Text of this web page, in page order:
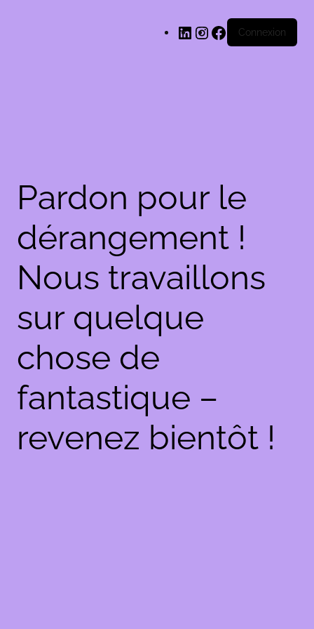
LinkedInInstagram
Facebook
Connexion
Pardon pour le
dérangement !
Nous travaillons
sur quelque
chose de
fantastique –
revenez bientôt !